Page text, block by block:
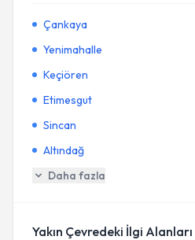
Çankaya
Yenimahalle
Keçiören
Etimesgut
Sincan
Altındağ
Daha fazla
Yakın Çevredeki İlgi Alanları